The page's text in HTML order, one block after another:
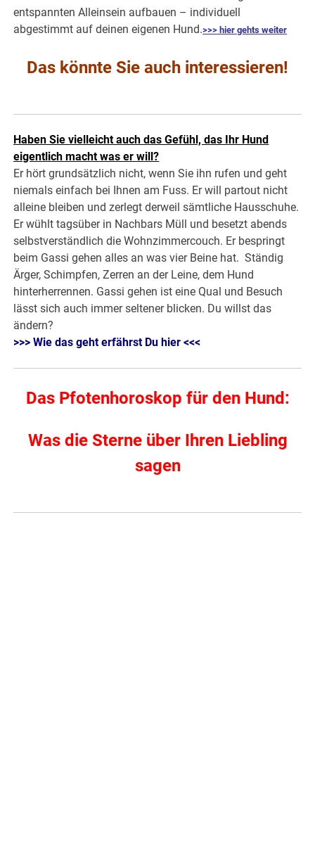
entspannten Alleinsein aufbauen – individuell
abgestimmt auf deinen eigenen Hund.>>> hier gehts weiter
Das könnte Sie auch interessieren!
Haben Sie vielleicht auch das Gefühl, das Ihr Hund
eigentlich macht was er will?
Er hört grundsätzlich nicht, wenn Sie ihn rufen und geht
niemals einfach bei Ihnen am Fuss. Er will partout nicht
alleine bleiben und zerlegt derweil sämtliche Hausschuhe.
Er wühlt tagsüber in Nachbars Müll und besetzt abends
selbstverständlich die Wohnzimmercouch. Er bespringt
beim Gassi gehen alles an was vier Beine hat. Ständig
Ärger, Schimpfen, Zerren an der Leine, dem Hund
hinterherrennen. Gassi gehen ist eine Qual und Besuch
lässt sich auch immer seltener blicken. Du willst das
ändern?
>>> Wie das geht erfährst Du hier <<<
Das Pfotenhoroskop für den Hund:
Was die Sterne über Ihren Liebling
sagen